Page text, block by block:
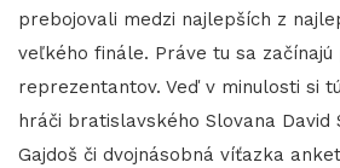
prebojovali medzi najlepších z
veľkého finále. Práve tu sa začínajú
reprezentantov. Veď v minulosti si
hráči bratislavského Slovana
Gajdoš či dvojnásobná víťazka